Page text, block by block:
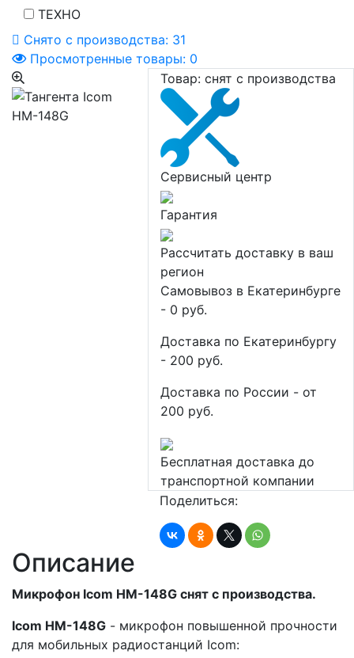
ТЕХНО
Снято с производства: 31
Просмотренные товары: 0
Товар: снят с производства
Сервисный центр
Гарантия
Рассчитать доставку в ваш
регион
Самовывоз в Екатеринбурге
- 0 руб.
Доставка по Екатеринбургу
- 200 руб.
Доставка по России - от
200 руб.
Бесплатная доставка до
транспортной компании
Поделиться:
Описание
Микрофон Icom HM-148G снят с производства.
Icom HM-148G - микрофон повышенной прочности
для мобильных радиостанций Icom: